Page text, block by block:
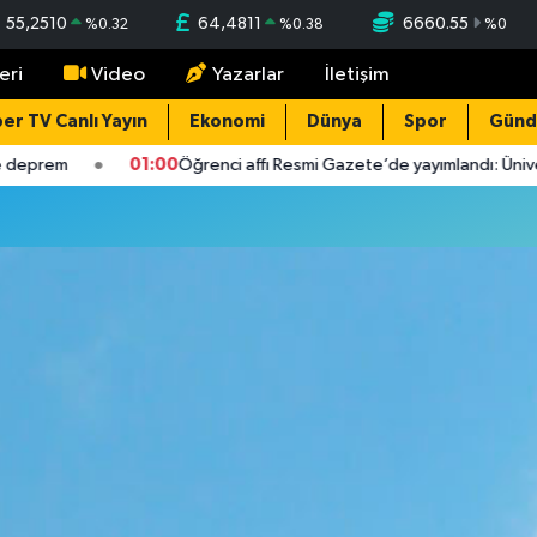
55,2510 %0.32 64,4811 %0.38 6660.55 %0
Video Yazarlar İletişim
TV Canlı Yayın Ekonomi Dünya Spor
01:00Öğrenci affı Resmi Gazete’de yayımlandı: